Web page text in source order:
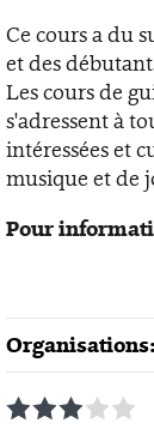
Ce cours a du
et des
Les cours de
s'adressent à
intéressées et
musique et de
Pour
Organisations:
1 2 3 4 5